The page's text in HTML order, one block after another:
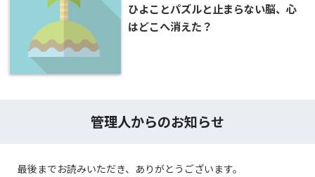
ひよことパズルと止まらない脳、心
はどこへ消えた？
管理人からのお知らせ
最後までお読みいただき、ありがとうございます。